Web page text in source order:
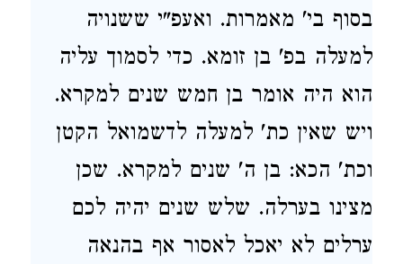
בסוף בי' מאמרות. ואעפ"י ששנויה
למעלה בפ' בן זומא. כדי לסמוך עליה
הוא היה אומר בן חמש שנים למקרא.
ויש שאין כת' למעלה לדשמואל הקטן
וכת' הכא: בן ה' שנים למקרא. שכן
מצינו בערלה. שלש שנים יהיה לכם
ערלים לא יאכל לאסור אף בהנאה